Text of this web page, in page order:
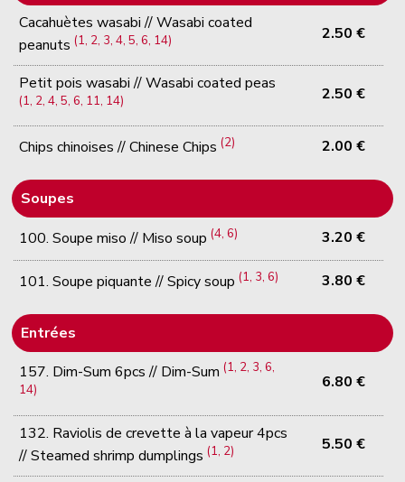
Cacahuètes wasabi // Wasabi coated
peanuts(1, 2, 3, 4, 5, 6, 14) 2.50 €
Petit pois wasabi // Wasabi coated peas
(1, 2, 4, 5, 6, 11, 14) 2.50 €
Chips chinoises // Chinese Chips(2) 2.00 €
Soupes
100. Soupe miso // Miso soup(4, 6) 3.20 €
101. Soupe piquante // Spicy soup(1, 3, 6) 3.80 €
Entrées
157. Dim-Sum 6pcs // Dim-Sum(1, 2, 3, 6,
14)
6.80 €
132. Raviolis de crevette à la vapeur 4pcs
// Steamed shrimp dumplings(1, 2) 5.50 €